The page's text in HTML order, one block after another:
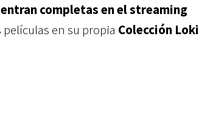
completas en el streaming
en su propia Colección Loki